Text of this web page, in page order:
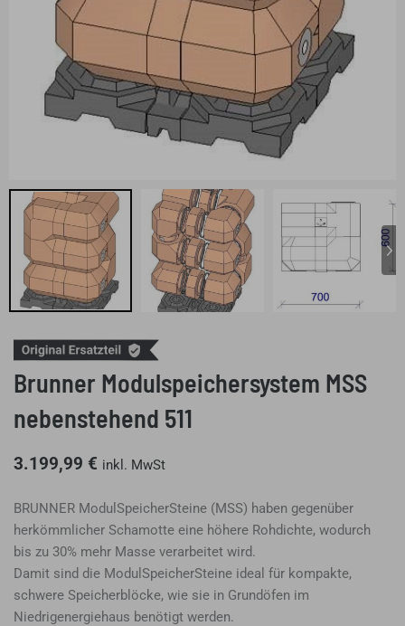
Brunner Modulspeichersystem MSS
nebenstehend 511
3.199,99 € inkl. MwSt
BRUNNER ModulSpeicherSteine (MSS) haben gegenüber
herkömmlicher Schamotte eine höhere Rohdichte, wodurch
bis zu 30% mehr Masse verarbeitet wird.
Damit sind die ModulSpeicherSteine ideal für kompakte,
schwere Speicherblöcke, wie sie in Grundöfen im
Niedrigenergiehaus benötigt werden.